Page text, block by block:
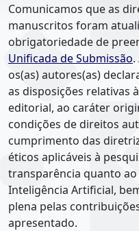
Comunicamos que as
manuscritos foram
obrigatoriedade de
Unificada de Submissão
os(as) autores(as)
as disposições relativas
editorial, ao caráter
condições de direitos
cumprimento das
éticos aplicáveis à
transparência quanto
Inteligência Artificial,
plena pelas
apresentado.